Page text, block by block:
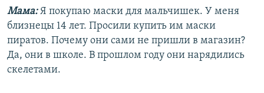
Мама:Я покупаю маски для мальчишек. У меня
близнецы 14 лет. Просили купить им маски
пиратов. Почему они сами не пришли в магазин?
Да, они в школе. В прошлом году они нарядились
скелетами.